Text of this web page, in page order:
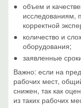
объем и
исследованиям,
корректной
количество и
оборудования;
заявленные
Важно: если на
рабочих мест,
снижен, так как
из таких рабочих